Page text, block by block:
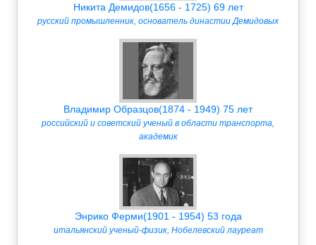
Никита Демидов(1656 - 1725) 69 лет
русский промышленник, основатель династии Демидовых
Владимир Образцов(1874 - 1949) 75 лет
российский и советский ученый в области транспорта,
академик
Энрико Ферми(1901 - 1954) 53 года
итальянский ученый-физик, Нобелевский лауреат